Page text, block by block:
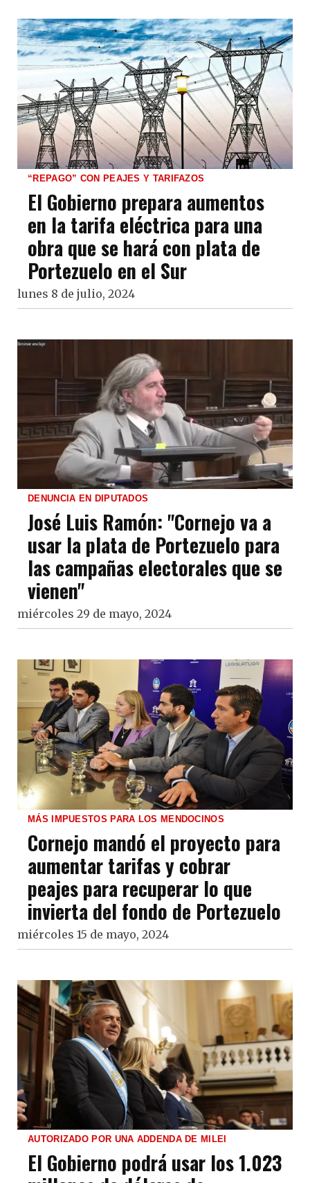
“REPAGO” CON PEAJES Y TARIFAZOS
El Gobierno prepara aumentos
en la tarifa eléctrica para una
obra que se hará con plata de
Portezuelo en el Sur
lunes 8 de julio, 2024
DENUNCIA EN DIPUTADOS
José Luis Ramón: "Cornejo va a
usar la plata de Portezuelo para
las campañas electorales que se
vienen"
miércoles 29 de mayo, 2024
MÁS IMPUESTOS PARA LOS MENDOCINOS
Cornejo mandó el proyecto para
aumentar tarifas y cobrar
peajes para recuperar lo que
invierta del fondo de Portezuelo
miércoles 15 de mayo, 2024
AUTORIZADO POR UNA ADDENDA DE MILEI
El Gobierno podrá usar los 1.023